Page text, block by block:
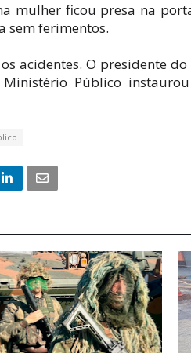
mulher ficou presa na
sem ferimentos.
acidentes. O presidente
Público